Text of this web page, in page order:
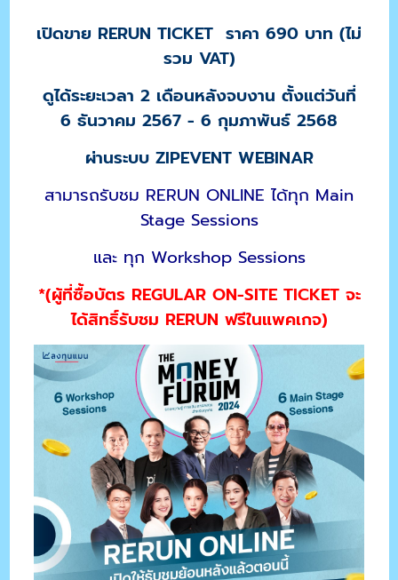
เปิดขาย RERUN TICKET ราคา 690 บาท (ไม่
รวม VAT)
ดูได้ระยะเวลา 2 เดือนหลังจบงาน ตั้งแต่วันที่
6 ธันวาคม 2567 - 6 กุมภาพันธ์ 2568
ผ่านระบบ ZIPEVENT WEBINAR
สามารถรับชม RERUN ONLINE ได้ทุก Main
Stage Sessions
และ ทุก Workshop Sessions
*(ผู้ที่ซื้อบัตร REGULAR ON-SITE TICKET จะ
ได้สิทธิ์รับชม RERUN ฟรีในแพคเกจ)